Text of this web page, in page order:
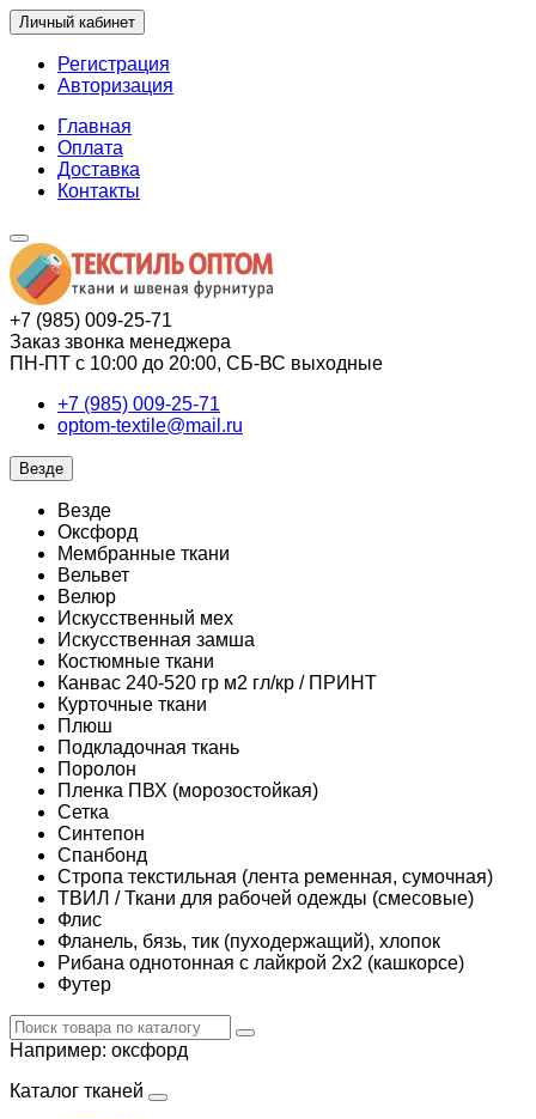
Личный кабинет
Регистрация
Авторизация
Главная
Оплата
Доставка
Контакты
+7 (985) 009-25-71
Заказ звонка менеджера
ПН-ПТ с 10:00 до 20:00, СБ-ВС выходные
+7 (985) 009-25-71
optom-textile@mail.ru
Везде
Везде
Оксфорд
Мембранные ткани
Вельвет
Велюр
Искусственный мех
Искусственная замша
Костюмные ткани
Канвас 240-520 гр м2 гл/кр / ПРИНТ
Курточные ткани
Плюш
Подкладочная ткань
Поролон
Пленка ПВХ (морозостойкая)
Сетка
Синтепон
Спанбонд
Стропа текстильная (лента ременная, сумочная)
ТВИЛ / Ткани для рабочей одежды (смесовые)
Флис
Фланель, бязь, тик (пуходержащий), хлопок
Рибана однотонная с лайкрой 2х2 (кашкорсе)
Футер
Например: оксфорд
Каталог тканей